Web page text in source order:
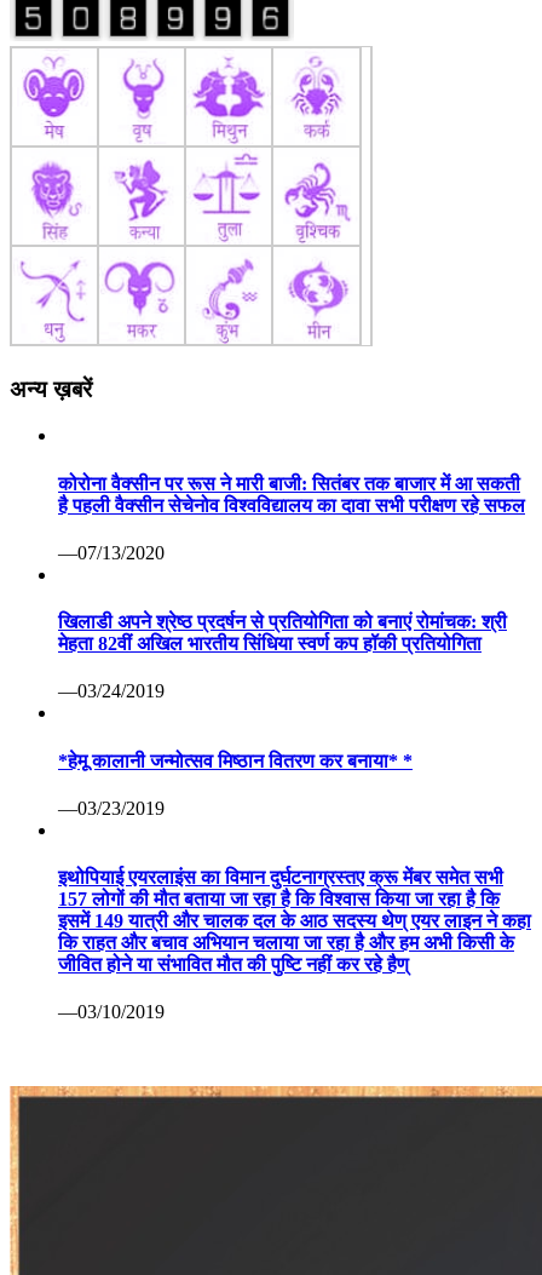
अन्य ख़बरें
कोरोना वैक्सीन पर रूस ने मारी बाजी: सितंबर तक बाजार में आ सकती
है पहली वैक्सीन सेचेनोव विश्वविद्यालय का दावा सभी परीक्षण रहे सफल
—07/13/2020
खिलाडी अपने श्रेष्ठ प्रदर्षन से प्रतियोगिता को बनाएं रोमांचक: श्री
मेहता 82वीं अखिल भारतीय सिंधिया स्वर्ण कप हॉकी प्रतियोगिता
—03/24/2019
*हेमू कालानी जन्मोत्सव मिष्ठान वितरण कर बनाया* *
—03/23/2019
इथोपियाई एयरलाइंस का विमान दुर्घटनाग्रस्तए क्रू मेंबर समेत सभी
157 लोगों की मौत बताया जा रहा है कि विश्वास किया जा रहा है कि
इसमें 149 यात्री और चालक दल के आठ सदस्य थेण् एयर लाइन ने कहा
कि राहत और बचाव अभियान चलाया जा रहा है और हम अभी किसी के
जीवित होने या संभावित मौत की पुष्टि नहीं कर रहे हैण्
—03/10/2019